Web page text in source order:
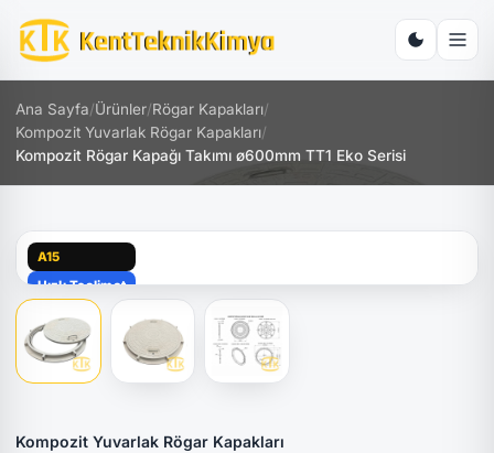
Ana Sayfa/Ürünler/Rögar Kapakları/
Kompozit Yuvarlak Rögar Kapakları/
Kompozit Rögar Kapağı Takımı ø600mm TT1 Eko Serisi
A15
Hızlı Teslimat
Kompozit Yuvarlak Rögar Kapakları